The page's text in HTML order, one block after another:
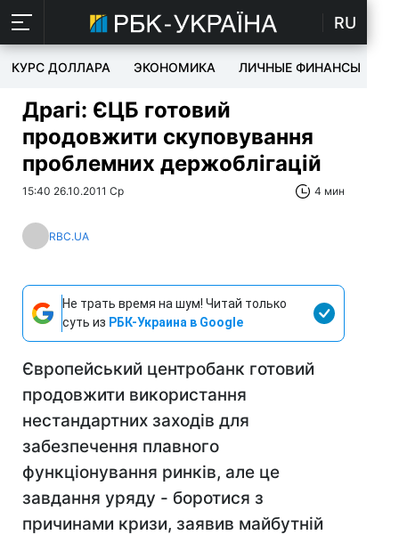
RU
КУРС ДОЛЛАРА ЭКОНОМИКА ЛИЧНЫЕ ФИНАНСЫ
Драгі: ЄЦБ готовий
продовжити скуповування
проблемних держоблігацій
15:40 26.10.2011 Ср 4 мин
RBC.UA
Не трать время на шум! Читай только
суть из РБК-Украина в Google
Європейський центробанк готовий
продовжити використання
нестандартних заходів для
забезпечення плавного
функціонування ринків, але це
завдання уряду - боротися з
причинами кризи, заявив майбутній